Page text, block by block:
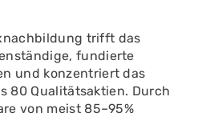
trifft das
fundierte
und konzentriert das
80 Qualitätsaktien. Durch
von meist 85–95%